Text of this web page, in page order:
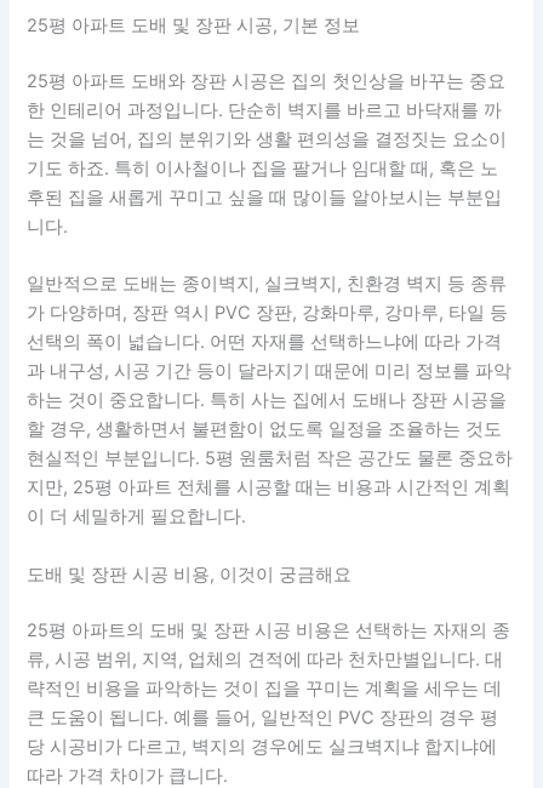
25평 아파트 도배 및 장판 시공, 기본 정보
25평 아파트 도배와 장판 시공은 집의 첫인상을 바꾸는 중요
한 인테리어 과정입니다. 단순히 벽지를 바르고 바닥재를 까
는 것을 넘어, 집의 분위기와 생활 편의성을 결정짓는 요소이
기도 하죠. 특히 이사철이나 집을 팔거나 임대할 때, 혹은 노
후된 집을 새롭게 꾸미고 싶을 때 많이들 알아보시는 부분입
니다.
일반적으로 도배는 종이벽지, 실크벽지, 친환경 벽지 등 종류
가 다양하며, 장판 역시 PVC 장판, 강화마루, 강마루, 타일 등
선택의 폭이 넓습니다. 어떤 자재를 선택하느냐에 따라 가격
과 내구성, 시공 기간 등이 달라지기 때문에 미리 정보를 파악
하는 것이 중요합니다. 특히 사는 집에서 도배나 장판 시공을
할 경우, 생활하면서 불편함이 없도록 일정을 조율하는 것도
현실적인 부분입니다. 5평 원룸처럼 작은 공간도 물론 중요하
지만, 25평 아파트 전체를 시공할 때는 비용과 시간적인 계획
이 더 세밀하게 필요합니다.
도배 및 장판 시공 비용, 이것이 궁금해요
25평 아파트의 도배 및 장판 시공 비용은 선택하는 자재의 종
류, 시공 범위, 지역, 업체의 견적에 따라 천차만별입니다. 대
략적인 비용을 파악하는 것이 집을 꾸미는 계획을 세우는 데
큰 도움이 됩니다. 예를 들어, 일반적인 PVC 장판의 경우 평
당 시공비가 다르고, 벽지의 경우에도 실크벽지냐 합지냐에
따라 가격 차이가 큽니다.